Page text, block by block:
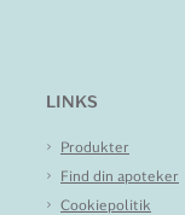
LINKS
Produkter
Find din apoteker
Cookiepolitik